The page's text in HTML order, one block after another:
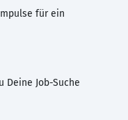
für ein
Deine Job-Suche